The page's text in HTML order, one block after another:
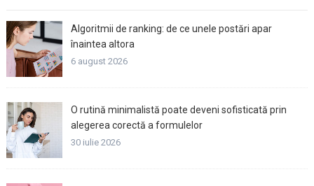
Algoritmii de ranking: de ce unele postări apar
înaintea altora
6 august 2026
O rutină minimalistă poate deveni sofisticată prin
alegerea corectă a formulelor
30 iulie 2026